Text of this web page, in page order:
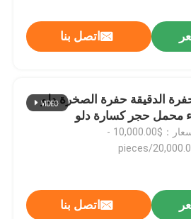
اتصل بنا
الدقيقة حفرة الصخرة دلو
محمل حجر كسارة دلو
الأسعار：$10,000.00 -
اتصل بنا